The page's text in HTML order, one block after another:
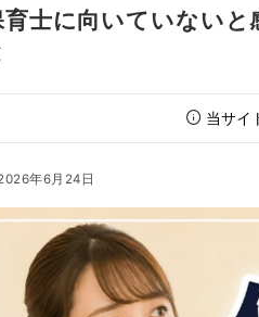
育士に向いていないと
当サイ
年6月24日